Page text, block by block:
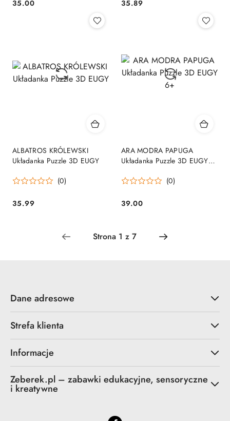
Cena:
35.00 Cena:
35.89
ALBATROS KRÓLEWSKI
Układanka Puzzle 3D EUGY
(0)
Cena:
35.99
ARA MODRA PAPUGA
Układanka Puzzle 3D EUGY
(0)
Cena:
39.00
Dane adresowe
Strefa klienta
Informacje
Zeberek.pl – zabawki edukacyjne, sensoryczne
i kreatywne